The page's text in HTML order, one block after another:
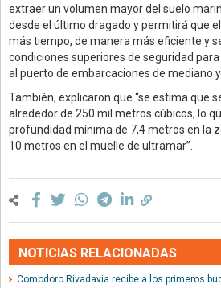
extraer un volumen mayor del suelo
desde el último dragado y permitirá que
más tiempo, de manera más eficiente y
condiciones superiores de seguridad
al puerto de embarcaciones de mediano y
También, explicaron que “se estima que
alrededor de 250 mil metros cúbicos, lo
profundidad mínima de 7,4 metros en la
10 metros en el muelle de ultramar”.
NOTICIAS RELACIONADAS
Comodoro Rivadavia recibe a los primeros